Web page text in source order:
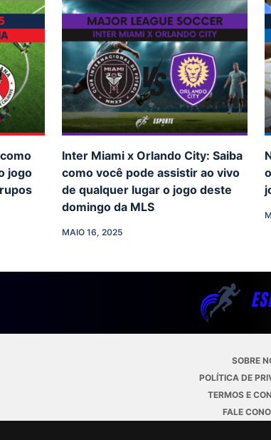
jogo
Inter Miami x Orlando City: Saiba
como você pode assistir ao vivo
de qualquer lugar o jogo deste
domingo da MLS
MAIO 16, 2025
SOBRE
POLÍTICA DE
TERMOS E
FALE